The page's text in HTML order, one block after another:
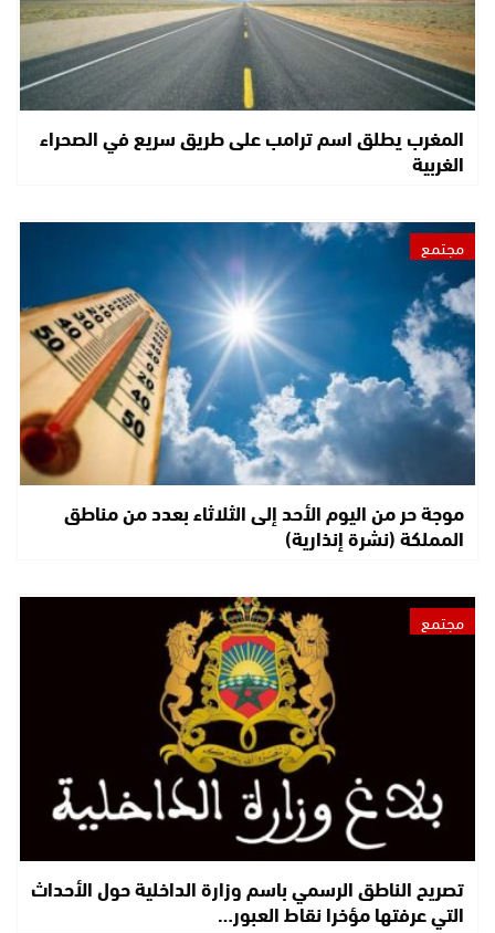
المغرب يطلق اسم ترامب على طريق سريع في الصحراء
الغربية
مجتمع
موجة حر من اليوم الأحد إلى الثلاثاء بعدد من مناطق
المملكة (نشرة إنذارية)
مجتمع
تصريح الناطق الرسمي باسم وزارة الداخلية حول الأحداث
التي عرفتها مؤخرا نقاط العبور…